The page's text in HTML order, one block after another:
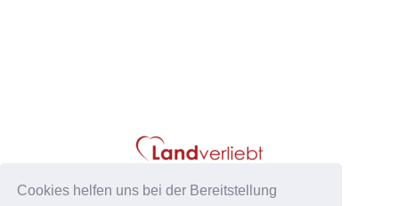
Cookies helfen uns bei der Bereitstellung